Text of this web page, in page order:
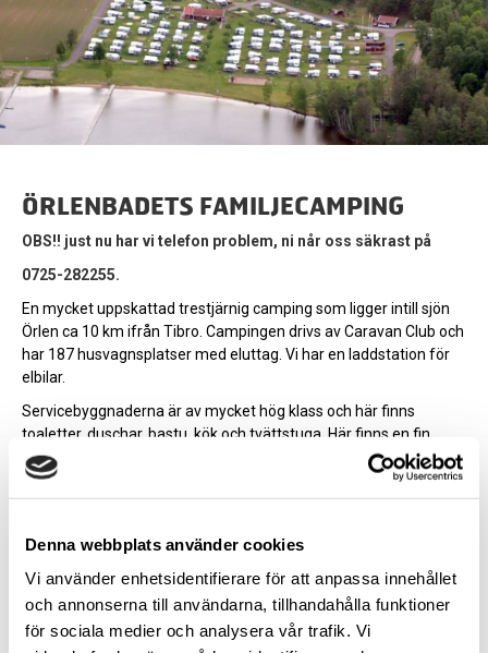
Denna webbplats använder cookies
Vi använder enhetsidentifierare för att anpassa innehållet
och annonserna till användarna, tillhandahålla funktioner
för sociala medier och analysera vår trafik. Vi
ÖRLENBADETS FAMILJECAMPING
OBS!! just nu har vi telefon problem, ni når oss säkrast på
0725-282255.
En mycket uppskattad trestjärnig camping som ligger intill sjön
Örlen ca 10 km ifrån Tibro. Campingen drivs av Caravan Club och
har 187 husvagnsplatser med eluttag. Vi har en laddstation för
elbilar.
Servicebyggnaderna är av mycket hög klass och här finns
toaletter, duschar, bastu, kök och tvättstuga. Här finns en fin
badplats med sandstrand, bryggor samt en lekplats.